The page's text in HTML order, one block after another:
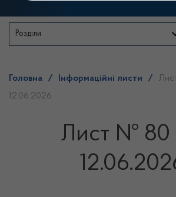
Розділи
Головна / Інформаційні листи /
12.06.2026
Лист № 80